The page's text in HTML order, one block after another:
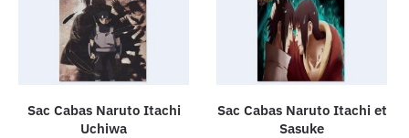
Sac Cabas Naruto Itachi
Uchiwa
Sac Cabas Naruto Itachi et
Sasuke